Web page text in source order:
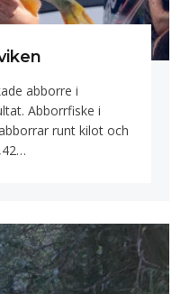
abborre i
Abborrfiske i
runt kilot och